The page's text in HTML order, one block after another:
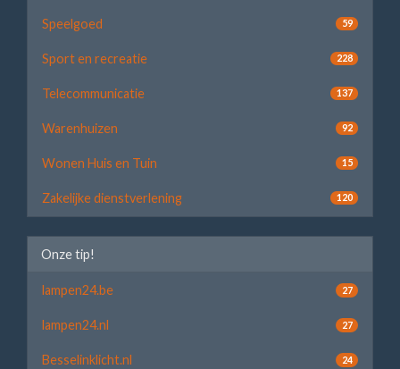
Speelgoed 59
Sport en recreatie 228
Telecommunicatie 137
Warenhuizen 92
Wonen Huis en Tuin 15
Zakelijke dienstverlening 120
Onze tip!
lampen24.be 27
lampen24.nl 27
Besselinklicht.nl 24